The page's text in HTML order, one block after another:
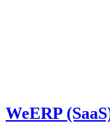
WeERP